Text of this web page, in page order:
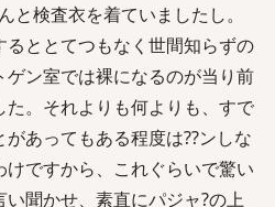
と検査衣を着ていましたし。
ととてつもなく世間知らずの
ン室では裸になるのが当り前
。それよりも何よりも、すで
あってもある程度は??ンしな
けですから、これぐらいで驚い
聞かせ、素直にパジャ?の上